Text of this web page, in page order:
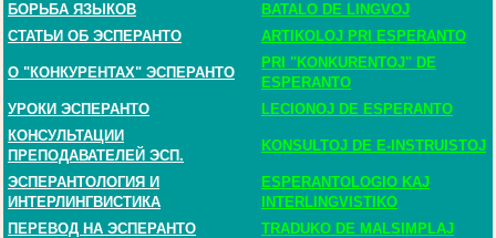
БОРЬБА ЯЗЫКОВ
BATALO DE LINGVOJ
СТАТЬИ ОБ ЭСПЕРАНТО
ARTIKOLOJ PRI ESPERANTO
О "КОНКУРЕНТАХ" ЭСПЕРАНТО
PRI "KONKURENTOJ" DE
ESPERANTO
УРОКИ ЭСПЕРАНТО
LECIONOJ DE ESPERANTO
КОНСУЛЬТАЦИИ
ПРЕПОДАВАТЕЛЕЙ ЭСП.
KONSULTOJ DE E-INSTRUISTOJ
ЭСПЕРАНТОЛОГИЯ И
ИНТЕРЛИНГВИСТИКА
ESPERANTOLOGIO KAJ
INTERLINGVISTIKO
ПЕРЕВОД НА ЭСПЕРАНТО
TRADUKO DE MALSIMPLAJ